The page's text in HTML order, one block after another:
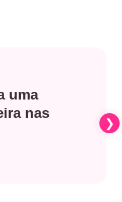
uma
nas